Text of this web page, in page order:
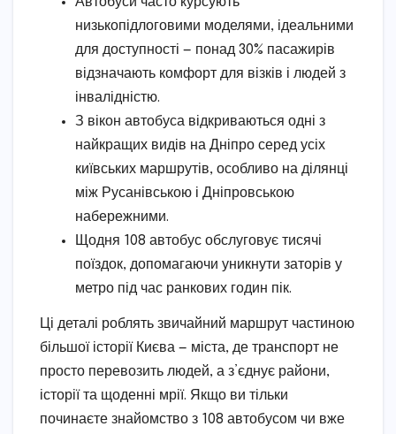
низькопідлоговими моделями, ідеальними
для доступності — понад 30% пасажирів
відзначають комфорт для візків і людей з
інвалідністю.
З вікон автобуса відкриваються одні з
найкращих видів на Дніпро серед усіх
київських маршрутів, особливо на ділянці
між Русанівською і Дніпровською
набережними.
Щодня 108 автобус обслуговує тисячі
поїздок, допомагаючи уникнути заторів у
метро під час ранкових годин пік.
Ці деталі роблять звичайний маршрут частиною
більшої історії Києва — міста, де транспорт не
просто перевозить людей, а з’єднує райони,
історії та щоденні мрії. Якщо ви тільки
починаєте знайомство з 108 автобусом чи вже